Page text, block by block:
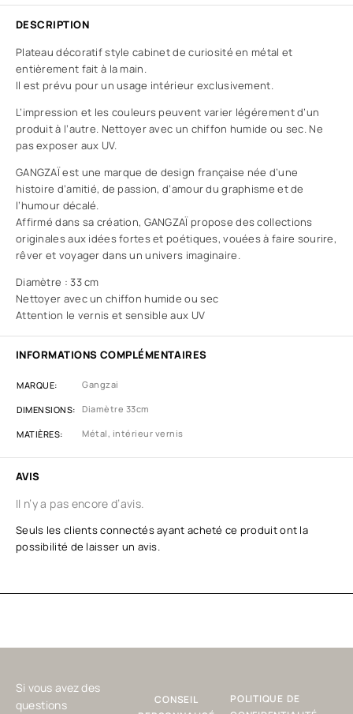
DESCRIPTION
Plateau décoratif style cabinet de curiosité en métal et
entièrement fait à la main.
Il est prévu pour un usage intérieur exclusivement.
L’impression et les couleurs peuvent varier légérement d’un
produit à l’autre. Nettoyer avec un chiffon humide ou sec. Ne
pas exposer aux UV.
GANGZAÏ est une marque de design française née d’une
histoire d’amitié, de passion, d’amour du graphisme et de
l’humour décalé.
Affirmé dans sa création, GANGZAÏ propose des collections
originales aux idées fortes et poétiques, vouées à faire sourire,
rêver et voyager dans un univers imaginaire.
Diamètre : 33 cm
Nettoyer avec un chiffon humide ou sec
Attention le vernis et sensible aux UV
INFORMATIONS COMPLÉMENTAIRES
MARQUE Gangzai
DIMENSIONS Diamètre 33cm
MATIÈRES Métal, intérieur vernis
AVIS
Il n’y a pas encore d’avis.
Seuls les clients connectés ayant acheté ce produit ont la
possibilité de laisser un avis.
Si vous avez des
questions
CONSEIL
POLITIQUE DE